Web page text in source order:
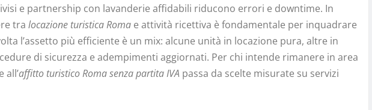
e partnership con lavanderie affidabili riducono errori e downtime. In
tra locazione turistica Roma e attività ricettiva è fondamentale per inquadrare
l’assetto più efficiente è un mix: alcune unità in locazione pura, altre in
di sicurezza e adempimenti aggiornati. Per chi intende rimanere in area
all’affitto turistico Roma senza partita IVA passa da scelte misurate su servizi